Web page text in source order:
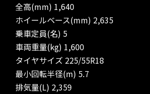
全高(mm) 1,640
ホイールベース(mm) 2,635
乗車定員(名) 5
車両重量(kg) 1,600
タイヤサイズ 225/55R18
最小回転半径(m) 5.7
排気量(L) 2,359